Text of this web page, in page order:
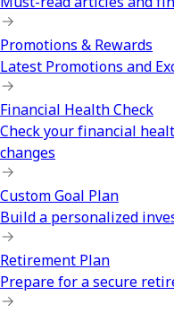
Promotions & Rewards
Latest Promotions and
Financial Health Check
Check your financial
changes
Custom Goal Plan
Build a personalized
Retirement Plan
Prepare for a secure